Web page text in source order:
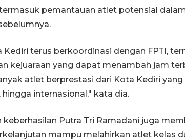
pemantauan atlet potensial
Kediri terus berkoordinasi dengan FPTI,
kejuaraan yang dapat menambah jam
atlet berprestasi dari Kota Kediri
hingga internasional," kata dia.
keberhasilan Putra Tri Ramadani juga
mampu melahirkan atlet kelas
15 jam lalu